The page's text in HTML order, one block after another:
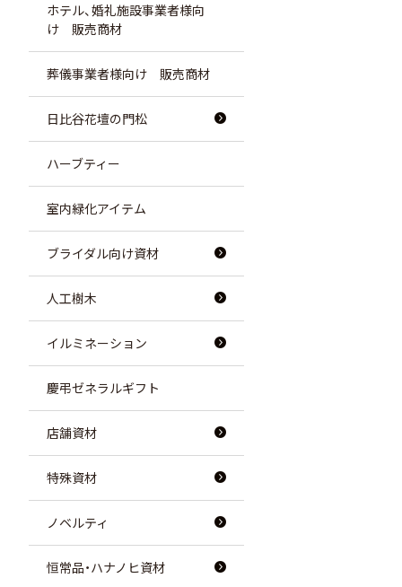
ホテル、婚礼施設事業者様向
け 販売商材
葬儀事業者様向け 販売商材
日比谷花壇の門松
ハーブティー
室内緑化アイテム
ブライダル向け資材
人工樹木
イルミネーション
慶弔ゼネラルギフト
店舗資材
特殊資材
ノベルティ
恒常品・ハナノヒ資材